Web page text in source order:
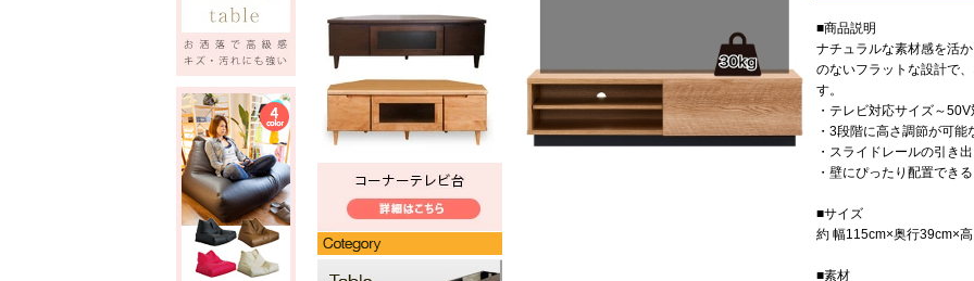
■商品説明
ナチュラルな素材感を活
のないフラットな設計で
す。
・テレビ対応サイズ～
・3段階に高さ調節が可
・スライドレールの引き
・壁にぴったり配置でき
■サイズ
約 幅115cm×奥行39cm×
■素材